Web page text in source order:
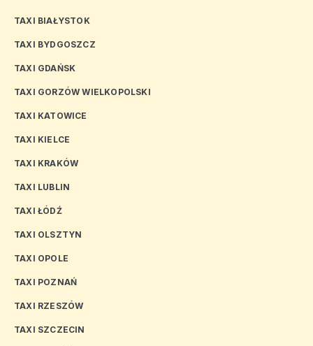
TAXI BIAŁYSTOK
TAXI BYDGOSZCZ
TAXI GDAŃSK
TAXI GORZÓW WIELKOPOLSKI
TAXI KATOWICE
TAXI KIELCE
TAXI KRAKÓW
TAXI LUBLIN
TAXI ŁÓDŹ
TAXI OLSZTYN
TAXI OPOLE
TAXI POZNAŃ
TAXI RZESZÓW
TAXI SZCZECIN